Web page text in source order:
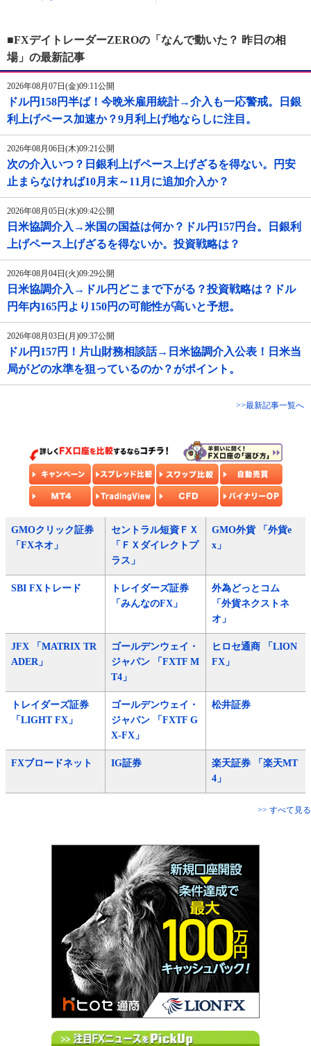
■FXデイトレーダーZEROの「なんで動いた？ 昨日の相
場」の最新記事
2026年08月07日(金)09:11公開
ドル円158円半ば！今晩米雇用統計→介入も一応警戒。日銀
利上げペース加速か？9月利上げ地ならしに注目。
2026年08月06日(木)09:21公開
次の介入いつ？日銀利上げペース上げざるを得ない。円安
止まらなければ10月末～11月に追加介入か？
2026年08月05日(水)09:42公開
日米協調介入→米国の国益は何か？ドル円157円台。日銀利
上げペース上げざるを得ないか。投資戦略は？
2026年08月04日(火)09:29公開
日米協調介入→ドル円どこまで下がる？投資戦略は？ドル
円年内165円より150円の可能性が高いと予想。
2026年08月03日(月)09:37公開
ドル円157円！片山財務相談話→日米協調介入公表！日米当
局がどの水準を狙っているのか？がポイント。
>>最新記事一覧へ
GMOクリック証券
「FXネオ」
セントラル短資ＦＸ
「ＦＸダイレクトプ
ラス」
GMO外貨 「外貨e
x」
SBI FXトレード
トレイダーズ証券
「みんなのFX」
外為どっとコム
「外貨ネクストネ
オ」
JFX 「MATRIX TR
ADER」
ゴールデンウェイ・
ジャパン 「FXTF M
T4」
ヒロセ通商 「LION
FX」
トレイダーズ証券
「LIGHT FX」
ゴールデンウェイ・
ジャパン 「FXTF G
X-FX」
松井証券
FXブロードネット IG証券
楽天証券 「楽天MT
4」
>> すべて見る